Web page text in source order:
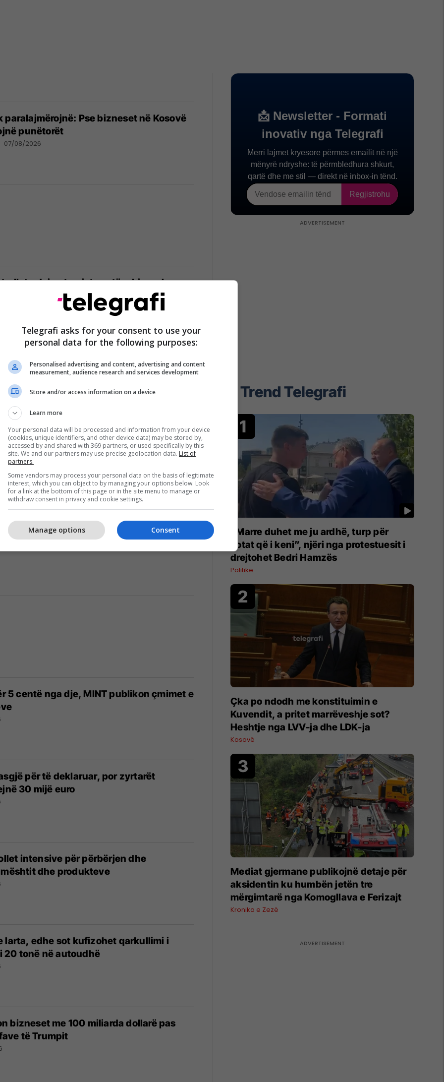
Pse bizneset në Kosovë
punëtorët
07/08/2026
ndaj automjeteve të mbingarkuara
n’deti? Kursimet mund t’ju sjellin një
Marketing 06/08/2026
shëndetësor përmes përvojës praktike
06/08/2026
Niño“ ekonominë botërore?
5 centë nga dje, MINT publikon çmimet e
për të deklaruar, por zyrtarët
30 mijë euro
intensive për përbërjen dhe
dhe produkteve
larta, edhe sot kufizohet qarkullimi i
20 tonë në autoudhë
bizneset me 100 miliarda dollarë pas
të Trumpit
Trend Telegrafi
“Marre duhet me ju ardhë, turp për
votat që i keni”, njëri nga protestuesit i
drejtohet Bedri Hamzës
Politikë
Çka po ndodh me konstituimin e
Kuvendit, a pritet marrëveshje sot?
Heshtje nga LVV-ja dhe LDK-ja
Kosovë
Mediat gjermane publikojnë detaje për
aksidentin ku humbën jetën tre
Telegrafi asks for your consent to use your
personal data for the following purposes:
Personalised advertising and content, advertising and content
measurement, audience research and services development
Store and/or access information on a device
Learn more
Your personal data will be processed and information from your device
(cookies, unique identifiers, and other device data) may be stored by,
accessed by and shared with 369 partners, or used specifically by this
site. We and our partners may use precise geolocation data. List of
partners.
Some vendors may process your personal data on the basis of legitimate
interest, which you can object to by managing your options below. Look
for a link at the bottom of this page or in the site menu to manage or
withdraw consent in privacy and cookie settings.
Consent
Manage options